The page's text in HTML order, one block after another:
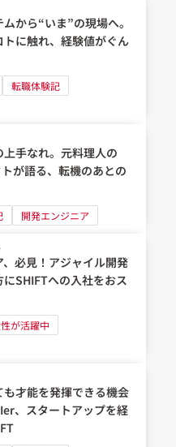
から“いま”の現場へ。
に触れ、経験値がぐん
転職体験記
手なれ。元料理人の
が語る、転機のあとの
開発エンジニア
必見！アジャイル開発
SHIFTへの入社をおス
が活躍中
才能を発揮できる機会
、スタートアップを経